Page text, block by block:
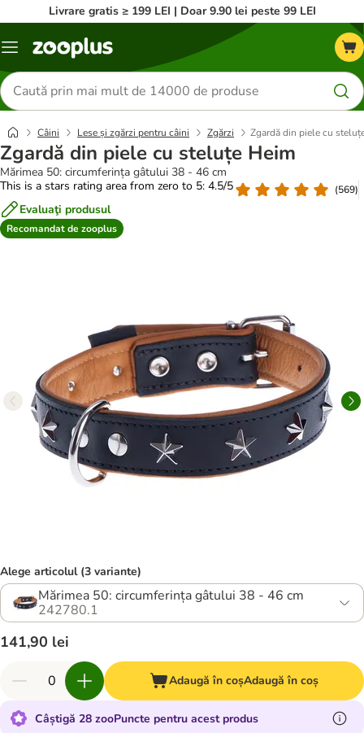
Livrare gratis ≥ 199 LEI | Doar 9.90 lei peste 99 LEI
Categorii
Căutare
produse
Câini Lese și zgărzi pentru câini Zgărzi Zgardă din piele cu
Zgardă din piele cu steluțe Heim
Mărimea 50: circumferința gâtului 38 - 46 cm
This is a stars rating area from zero to 5: 4.5/5
(569)
Evaluaţi produsul
Recomandat de zooplus
Alege articolul (3 variante)
Mărimea 50: circumferința gâtului 38 - 46 cm
242780.1
141,90 lei
Adaugă în coșAdaugă în coș
Câștigă 28 zooPuncte pentru acest produs